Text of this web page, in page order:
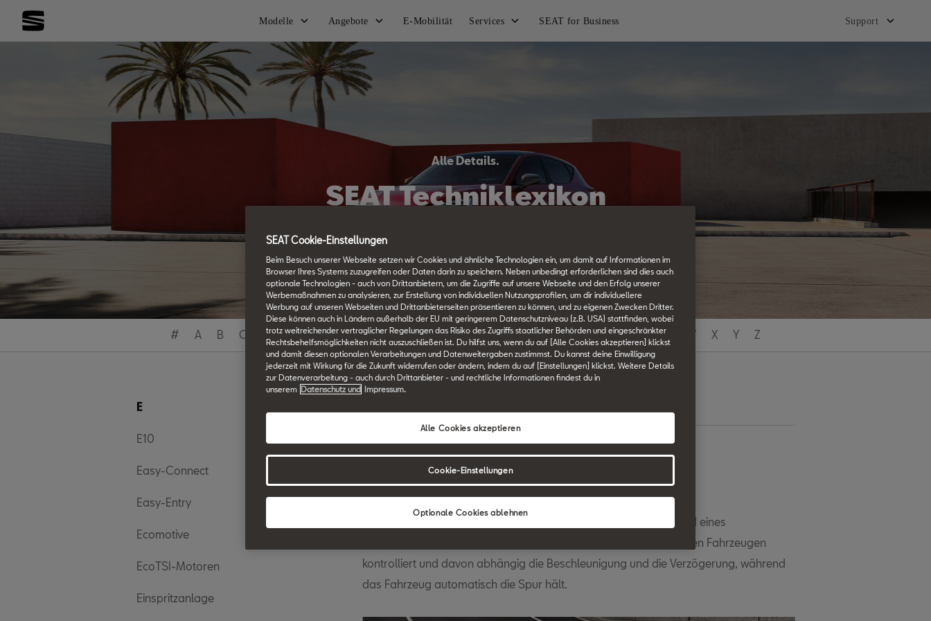
Modelle Angebote E-Mobilität Services SEAT for Business Support
Alle Details.
SEAT Techniklexikon
# A B C D E F G H I J K L M N O P Q R S T U V W X Y Z
E
E10
Easy-Connect
Easy-Entry
Ecomotive
EcoTSI-Motoren
Einspritzanlage
Elektronischer Stauhelfer
Der elektronische Stauhelfer dient der Stressreduzierung während eines
Verkehrsstaus. Mithilfe dieser Funktion wird der Abstand zu anderen Fahrzeugen
kontrolliert und davon abhängig die Beschleunigung und die Verzögerung, während
das Fahrzeug automatisch die Spur hält.
SEAT Cookie-Einstellungen
Beim Besuch unserer Webseite setzen wir Cookies und ähnliche Technologien ein, um damit auf Informationen im
Browser Ihres Systems zuzugreifen oder Daten darin zu speichern. Neben unbedingt erforderlichen sind dies auch
optionale Technologien - auch von Drittanbietern, um die Zugriffe auf unsere Webseite und den Erfolg unserer
Werbemaßnahmen zu analysieren, zur Erstellung von individuellen Nutzungsprofilen, um dir individuellere
Werbung auf unseren Webseiten und Drittanbieterseiten präsentieren zu können, und zu eigenen Zwecken Dritter.
Diese können auch in Ländern außerhalb der EU mit geringerem Datenschutzniveau (z.B. USA) stattfinden, wobei
trotz weitreichender vertraglicher Regelungen das Risiko des Zugriffs staatlicher Behörden und eingeschränkter
Rechtsbehelfsmöglichkeiten nicht auszuschließen ist. Du hilfst uns, wenn du auf [Alle Cookies akzeptieren] klickst
und damit diesen optionalen Verarbeitungen und Datenweitergaben zustimmst. Du kannst deine Einwilligung
jederzeit mit Wirkung für die Zukunft widerrufen oder ändern, indem du auf [Einstellungen] klickst. Weitere Details
zur Datenverarbeitung - auch durch Drittanbieter - und rechtliche Informationen findest du in
unserem
Datenschutz und Impressum.
Optionale Cookies ablehnen
Alle Cookies akzeptieren
Cookie-Einstellungen